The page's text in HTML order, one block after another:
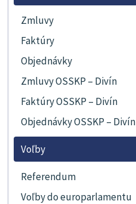
Zmluvy
Faktúry
Objednávky
Zmluvy OSSKP – Divín
Faktúry OSSKP – Divín
Objednávky OSSKP – Divín
Voľby
Referendum
Voľby do europarlamentu